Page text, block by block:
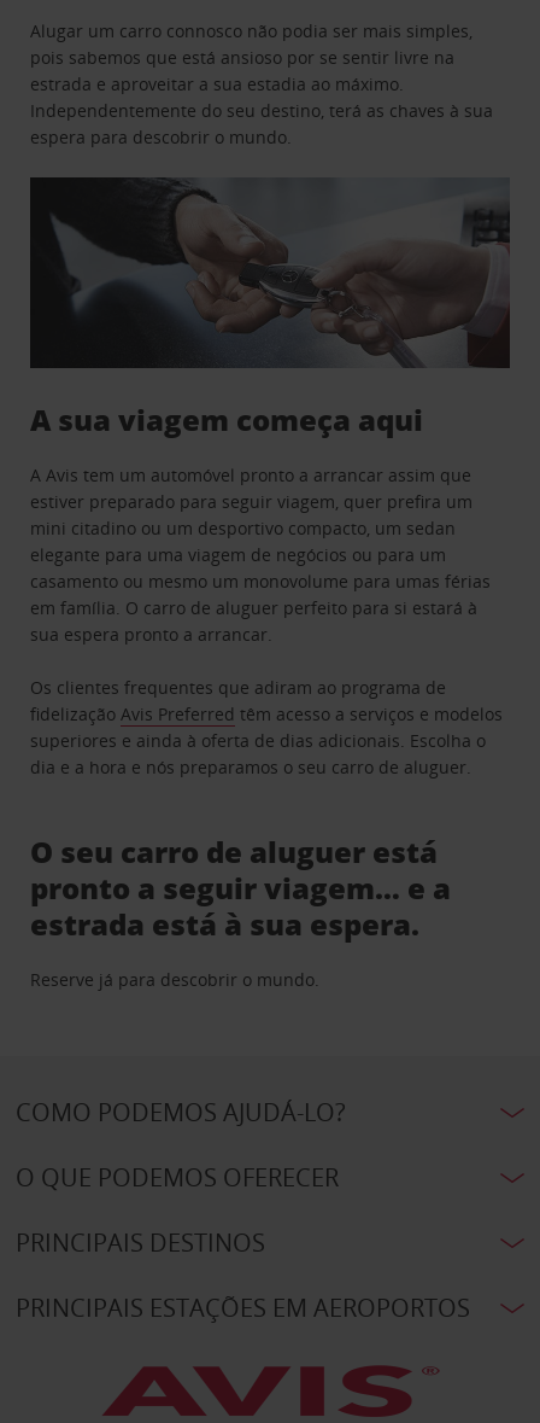
Alugar um carro connosco não podia ser mais simples,
pois sabemos que está ansioso por se sentir livre na
estrada e aproveitar a sua estadia ao máximo.
Independentemente do seu destino, terá as chaves à sua
espera para descobrir o mundo.
A sua viagem começa aqui
A Avis tem um automóvel pronto a arrancar assim que
estiver preparado para seguir viagem, quer prefira um
mini citadino ou um desportivo compacto, um sedan
elegante para uma viagem de negócios ou para um
casamento ou mesmo um monovolume para umas férias
em família. O carro de aluguer perfeito para si estará à
sua espera pronto a arrancar.
Os clientes frequentes que adiram ao programa de
fidelizaçãoAvis Preferred têm acesso a serviços e modelos
superiores e ainda à oferta de dias adicionais. Escolha o
dia e a hora e nós preparamos o seu carro de aluguer.
O seu carro de aluguer está
pronto a seguir viagem… e a
estrada está à sua espera.
Reserve já para descobrir o mundo.
COMO PODEMOS AJUDÁ-LO?
O QUE PODEMOS OFERECER
PRINCIPAIS DESTINOS
PRINCIPAIS ESTAÇÕES EM AEROPORTOS